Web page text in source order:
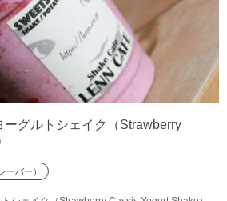
ーグルトシェイク（Strawberry
ーバー）